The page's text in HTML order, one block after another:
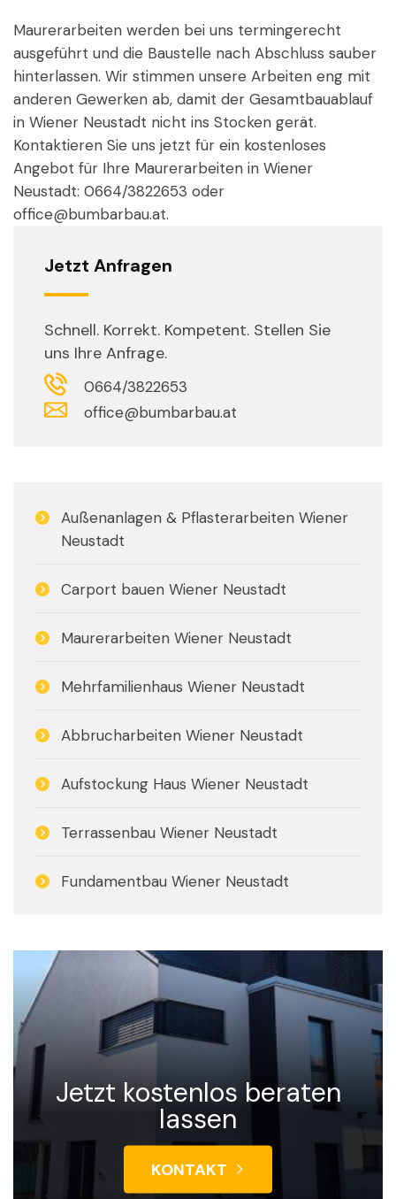
Maurerarbeiten werden bei uns termingerecht
ausgeführt und die Baustelle nach Abschluss sauber
hinterlassen. Wir stimmen unsere Arbeiten eng mit
anderen Gewerken ab, damit der Gesamtbauablauf
in Wiener Neustadt nicht ins Stocken gerät.
Kontaktieren Sie uns jetzt für ein kostenloses
Angebot für Ihre Maurerarbeiten in Wiener
Neustadt: 0664/3822653 oder
office@bumbarbau.at.
Jetzt Anfragen
Schnell. Korrekt. Kompetent. Stellen Sie
uns Ihre Anfrage.
0664/3822653
office@bumbarbau.at
Außenanlagen & Pflasterarbeiten Wiener
Neustadt
Carport bauen Wiener Neustadt
Maurerarbeiten Wiener Neustadt
Mehrfamilienhaus Wiener Neustadt
Abbrucharbeiten Wiener Neustadt
Aufstockung Haus Wiener Neustadt
Terrassenbau Wiener Neustadt
Fundamentbau Wiener Neustadt
Jetzt kostenlos beraten
lassen
KONTAKT